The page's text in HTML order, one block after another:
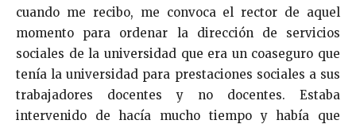
cuando me recibo, me convoca el rector de aquel
momento para ordenar la dirección de servicios
sociales de la universidad que era un coaseguro que
tenía la universidad para prestaciones sociales a sus
trabajadores docentes y no docentes. Estaba
intervenido de hacía mucho tiempo y había que